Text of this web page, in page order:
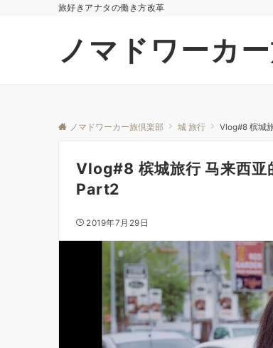
旅好きアナタの働き方改革
ノマドワーカ
ノマドワーカー旅倶楽部 城 旅行 Vlog#8 槟城
Vlog#8 槟城旅行 马来西
Part2
2019年7月29日